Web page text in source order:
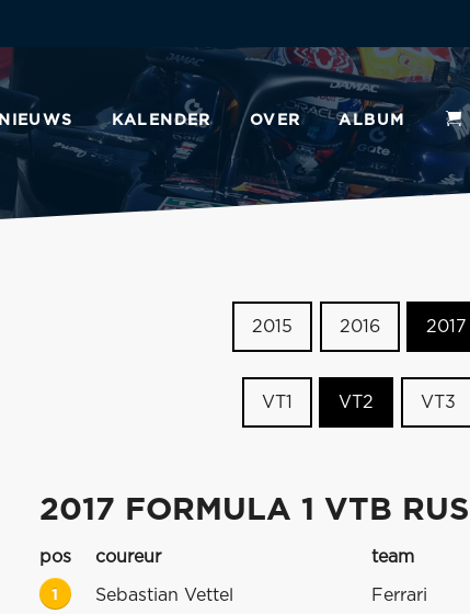
NIEUWS KALENDER OVER ALBUM
2015 2016 2017
VT1 VT2 VT3
2017 FORMULA 1 VTB
pos coureur team
1 Sebastian Vettel Ferrari